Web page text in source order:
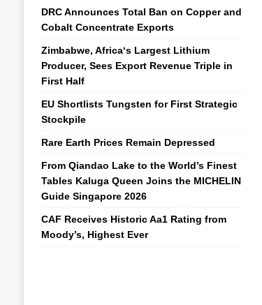
DRC Announces Total Ban on Copper and
Cobalt Concentrate Exports
Zimbabwe, Africa‘s Largest Lithium
Producer, Sees Export Revenue Triple in
First Half
EU Shortlists Tungsten for First Strategic
Stockpile
Rare Earth Prices Remain Depressed
From Qiandao Lake to the World’s Finest
Tables Kaluga Queen Joins the MICHELIN
Guide Singapore 2026
CAF Receives Historic Aa1 Rating from
Moody’s, Highest Ever